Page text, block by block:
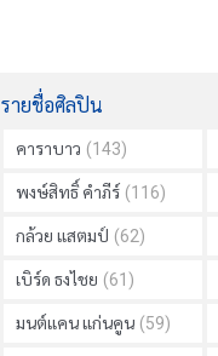
รายชื่อศิลปิน
คาราบาว (143)
พงษ์สิทธิ์ คำภีร์ (116)
กล้วย แสตมป์ (62)
เบิร์ด ธงไชย (61)
มนต์แคน แก่นคูน (59)